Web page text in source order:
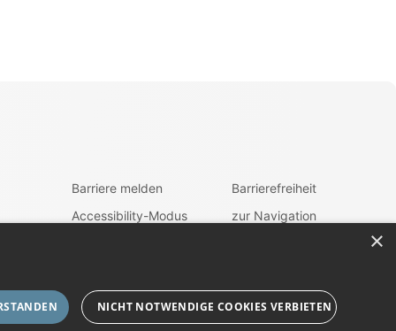
Barriere melden
Accessibility-Modus
Barrierefreiheit
zur Navigation
×
NICHT NOTWENDIGE COOKIES VERBIETEN